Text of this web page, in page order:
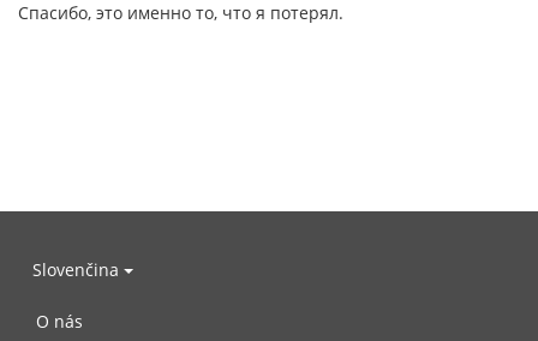
Спасибо, это именно то, что я потерял.
Slovenčina
O nás